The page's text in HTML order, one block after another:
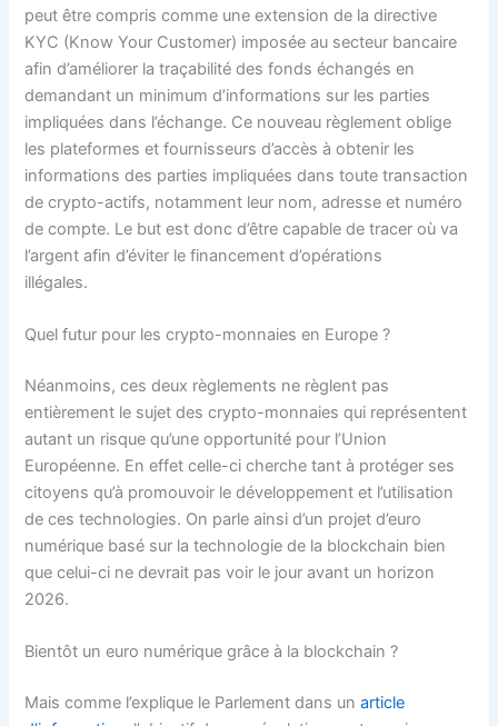
peut être compris comme une extension de la directive
KYC (Know Your Customer) imposée au secteur bancaire
afin d’améliorer la traçabilité des fonds échangés en
demandant un minimum d’informations sur les parties
impliquées dans l’échange. Ce nouveau règlement oblige
les plateformes et fournisseurs d’accès à obtenir les
informations des parties impliquées dans toute transaction
de crypto-actifs, notamment leur nom, adresse et numéro
de compte. Le but est donc d’être capable de tracer où va
l’argent afin d’éviter le financement d’opérations
illégales.
Quel futur pour les crypto-monnaies en Europe ?
Néanmoins, ces deux règlements ne règlent pas
entièrement le sujet des crypto-monnaies qui représentent
autant un risque qu’une opportunité pour l’Union
Européenne. En effet celle-ci cherche tant à protéger ses
citoyens qu’à promouvoir le développement et l’utilisation
de ces technologies. On parle ainsi d’un projet d’euro
numérique basé sur la technologie de la blockchain bien
que celui-ci ne devrait pas voir le jour avant un horizon
2026.
Bientôt un euro numérique grâce à la blockchain ?
Mais comme l’explique le Parlement dans unarticle